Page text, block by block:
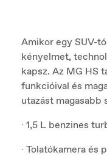
Amikor egy SUV-
kényelmet,
kapsz. Az MG HS
funkcióival és
utazást magasabb
· 1,5 L benzines
· Tolatókamera és